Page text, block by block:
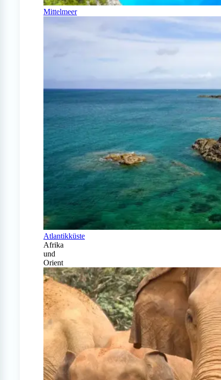
Mittelmeer
Atlantikküste
Afrika
und
Orient